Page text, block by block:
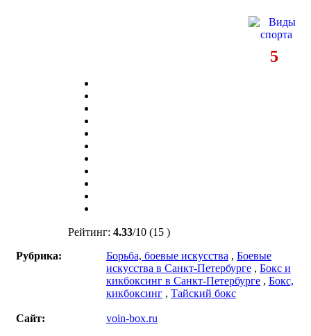
5
Рейтинг: 4.33/10 (15 )
Рубрика:
Борьба, боевые искусства , Боевые
искусства в Санкт-Петербурге , Бокс и
кикбоксинг в Санкт-Петербурге , Бокс,
кикбоксинг , Тайский бокс
Сайт: voin-box.ru